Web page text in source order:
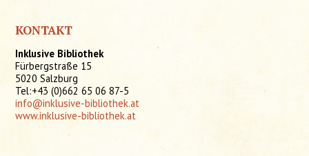
KONTAKT
Inklusive Bibliothek
Fürbergstraße 15
5020 Salzburg
Tel:+43 (0)662 65 06 87-5
info@inklusive-bibliothek.at
www.inklusive-bibliothek.at